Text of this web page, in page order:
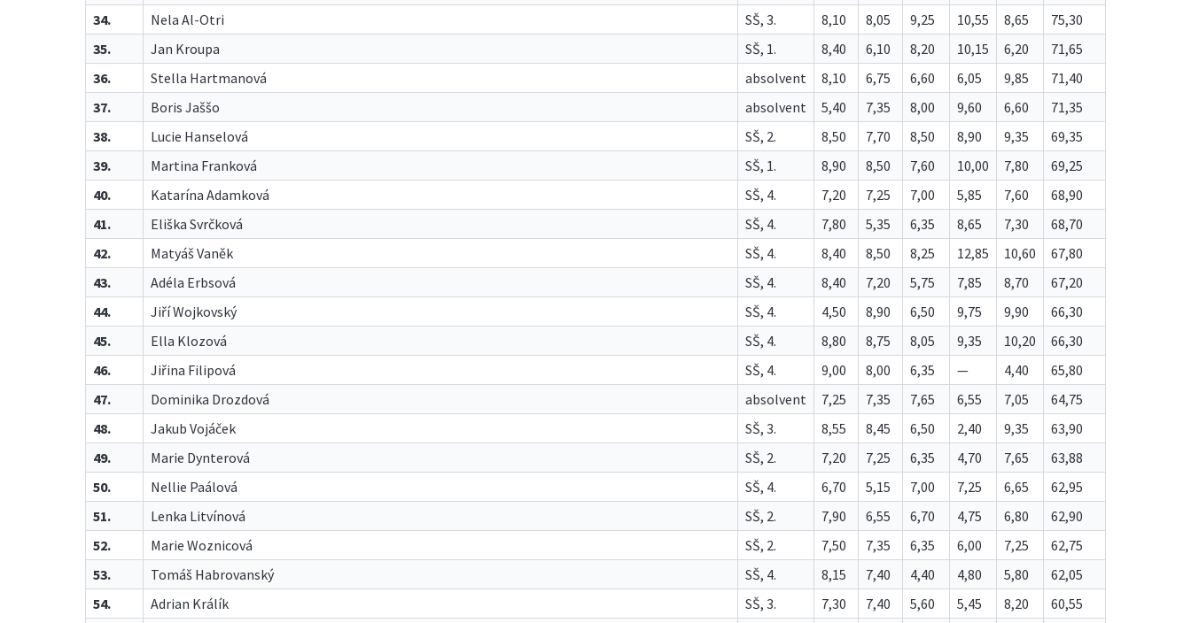
34.
Nela Al-Otri SŠ, 3. 8,10 8,05 9,25 10,55 8,65
75,30
35.
Jan Kroupa SŠ, 1. 8,40 6,10 8,20 10,15 6,20
71,65
36.
Stella Hartmanová absolvent 8,10 6,75 6,60 6,05 9,85
71,40
37.
Boris Jaššo absolvent 5,40 7,35 8,00 9,60 6,60
71,35
38.
Lucie Hanselová SŠ, 2. 8,50 7,70 8,50 8,90 9,35
69,35
39.
Martina Franková SŠ, 1. 8,90 8,50 7,60 10,00 7,80
69,25
40.
Katarína Adamková SŠ, 4. 7,20 7,25 7,00 5,85 7,60
68,90
41.
Eliška Svrčková SŠ, 4. 7,80 5,35 6,35 8,65 7,30
68,70
42.
Matyáš Vaněk SŠ, 4. 8,40 8,50 8,25 12,85 10,60
67,80
43.
Adéla Erbsová SŠ, 4. 8,40 7,20 5,75 7,85 8,70
67,20
44.
Jiří Wojkovský SŠ, 4. 4,50 8,90 6,50 9,75 9,90
66,30
45.
Ella Klozová SŠ, 4. 8,80 8,75 8,05 9,35 10,20
66,30
46.
Jiřina Filipová SŠ, 4. 9,00 8,00 6,35 — 4,40
65,80
47.
Dominika Drozdová absolvent 7,25 7,35 7,65 6,55 7,05
64,75
48.
Jakub Vojáček SŠ, 3. 8,55 8,45 6,50 2,40 9,35
63,90
49.
Marie Dynterová SŠ, 2. 7,20 7,25 6,35 4,70 7,65
63,88
50.
Nellie Paálová SŠ, 4. 6,70 5,15 7,00 7,25 6,65
62,95
51.
Lenka Litvínová SŠ, 2. 7,90 6,55 6,70 4,75 6,80
62,90
52.
Marie Woznicová SŠ, 2. 7,50 7,35 6,35 6,00 7,25
62,75
53.
Tomáš Habrovanský SŠ, 4. 8,15 7,40 4,40 4,80 5,80
62,05
54.
Adrian Králík SŠ, 3. 7,30 7,40 5,60 5,45 8,20
60,55